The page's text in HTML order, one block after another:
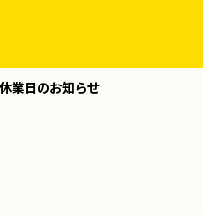
業日のお知らせ